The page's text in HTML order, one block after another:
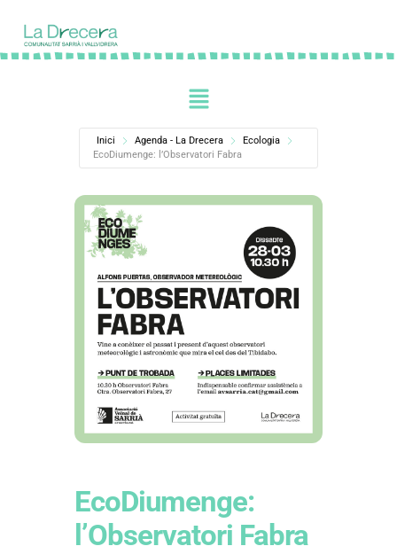
Inici Agenda - La Drecera
Ecologia
EcoDiumenge: l’Observatori Fabra
EcoDiumenge:
l’Observatori Fabra